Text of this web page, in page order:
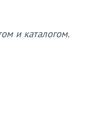
и каталогом.